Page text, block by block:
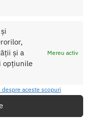
și a
opțiunile
Mereu activ
aceste scopuri
la toate comenzile